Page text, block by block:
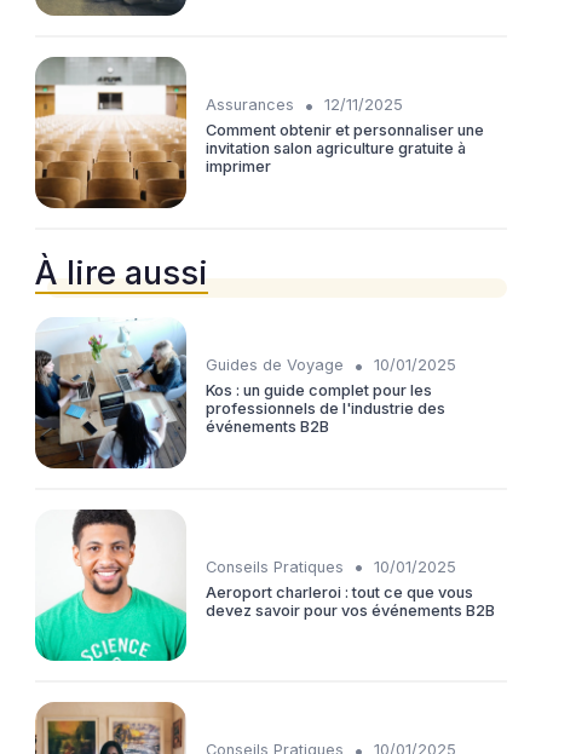
Assurances •
12/11/2025
Comment obtenir et personnaliser une
invitation salon agriculture gratuite à
imprimer
À lire aussi
Guides de Voyage •
10/01/2025
Kos : un guide complet pour les
professionnels de l'industrie des
événements B2B
Conseils Pratiques •
10/01/2025
Aeroport charleroi : tout ce que vous
devez savoir pour vos événements B2B
Conseils Pratiques 10/01/2025